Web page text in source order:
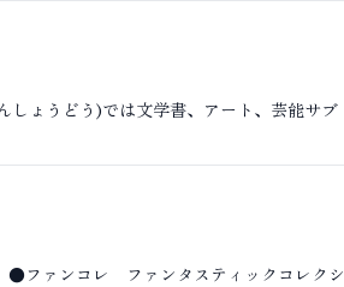
ょうどう)では文学書、アート、芸能サブ
●ファンコレ ファンタスティックコレクシ